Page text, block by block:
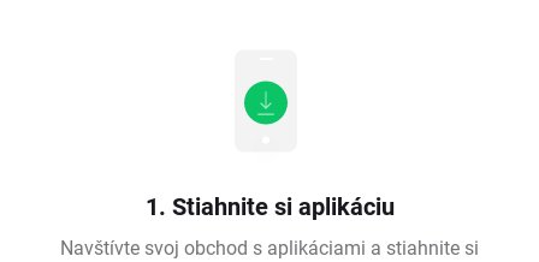
1. Stiahnite si aplikáciu
Navštívte svoj obchod s aplikáciami a stiahnite si